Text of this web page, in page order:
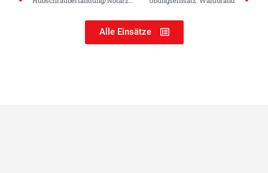
Alle Einsätze